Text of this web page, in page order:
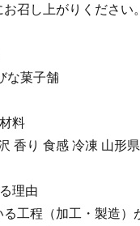
召し上がりください。
な菓子舗
料
香り 食感 冷凍 山形
理由
る工程（加工・製造